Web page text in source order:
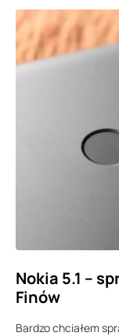
Nokia 5.1 –
Finów
Bardzo chciałem